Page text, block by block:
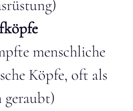
menschliche
Köpfe, oft als
geraubt)